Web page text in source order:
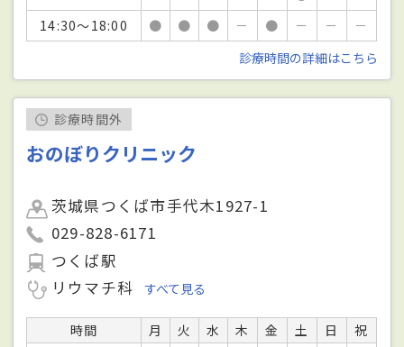
14:30～18:00
● ● ● － ● － －
－
診療時間の詳細はこちら
診療時間外
おのぼりクリニック
茨城県つくば市手代木1927-1
029-828-6171
つくば駅
リウマチ科
すべて見る
時間 月 火 水 木 金 土 日
祝